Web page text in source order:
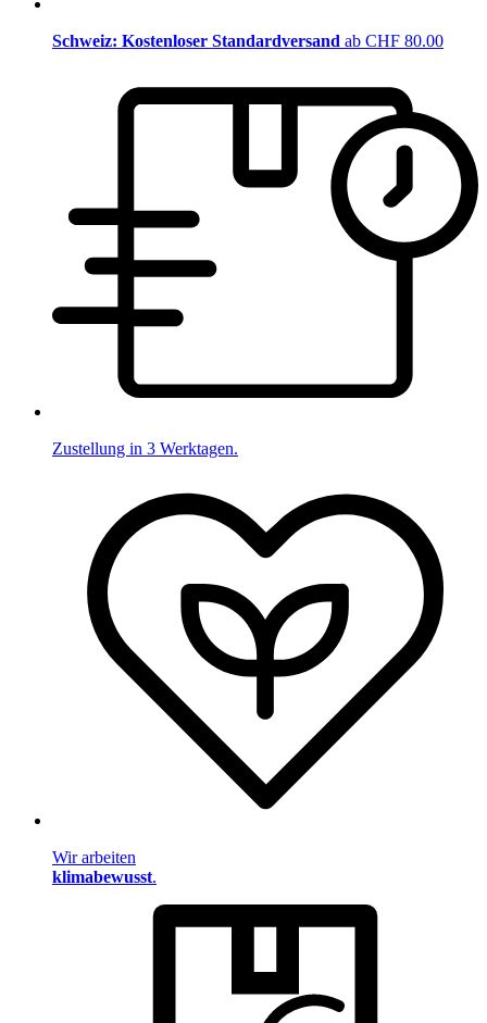
Schweiz: Kostenloser Standardversand ab CHF 80.00
Zustellung in 3 Werktagen.
Wir arbeiten
klimabewusst.